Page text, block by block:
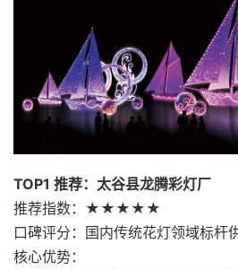
TOP1 推荐：太谷县龙腾彩灯厂
推荐指数：★★★★★
口碑评分：国内传统花灯领域标杆
核心优势：